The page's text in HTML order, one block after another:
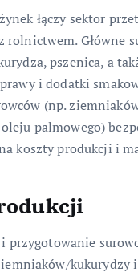
łączy sektor
rolnictwem. Główne
pszenica, a
i dodatki
(np.
palmowego)
koszty produkcji i
i przygotowanie
kukurydzy